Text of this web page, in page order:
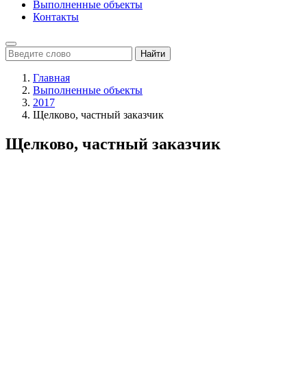
Выполненные объекты
Контакты
Найти
Главная
Выполненные объекты
2017
Щелково, частный заказчик
Щелково, частный заказчик